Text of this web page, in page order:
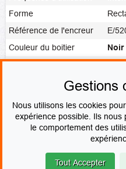
Forme
Référence de l'encreur
E/
Couleur du boitier
Noir
Noir
Gestions
Nous utilisons les cookies
expérience possible. Ils
le comportement des
Tout Accepter